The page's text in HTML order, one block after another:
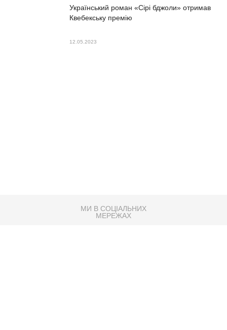
Український роман «Сірі бджоли» отримав
Квебекську премію
12.05.2023
МИ В СОЦІАЛЬНИХ
МЕРЕЖАХ